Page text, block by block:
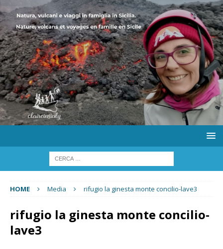
HOME Media rifugio la ginesta monte concilio-lave3
rifugio la ginesta monte concilio-
lave3